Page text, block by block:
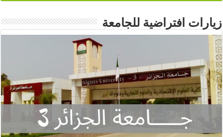
زيارات افتراضية للجامعة